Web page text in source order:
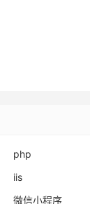
php
iis
微信小程序